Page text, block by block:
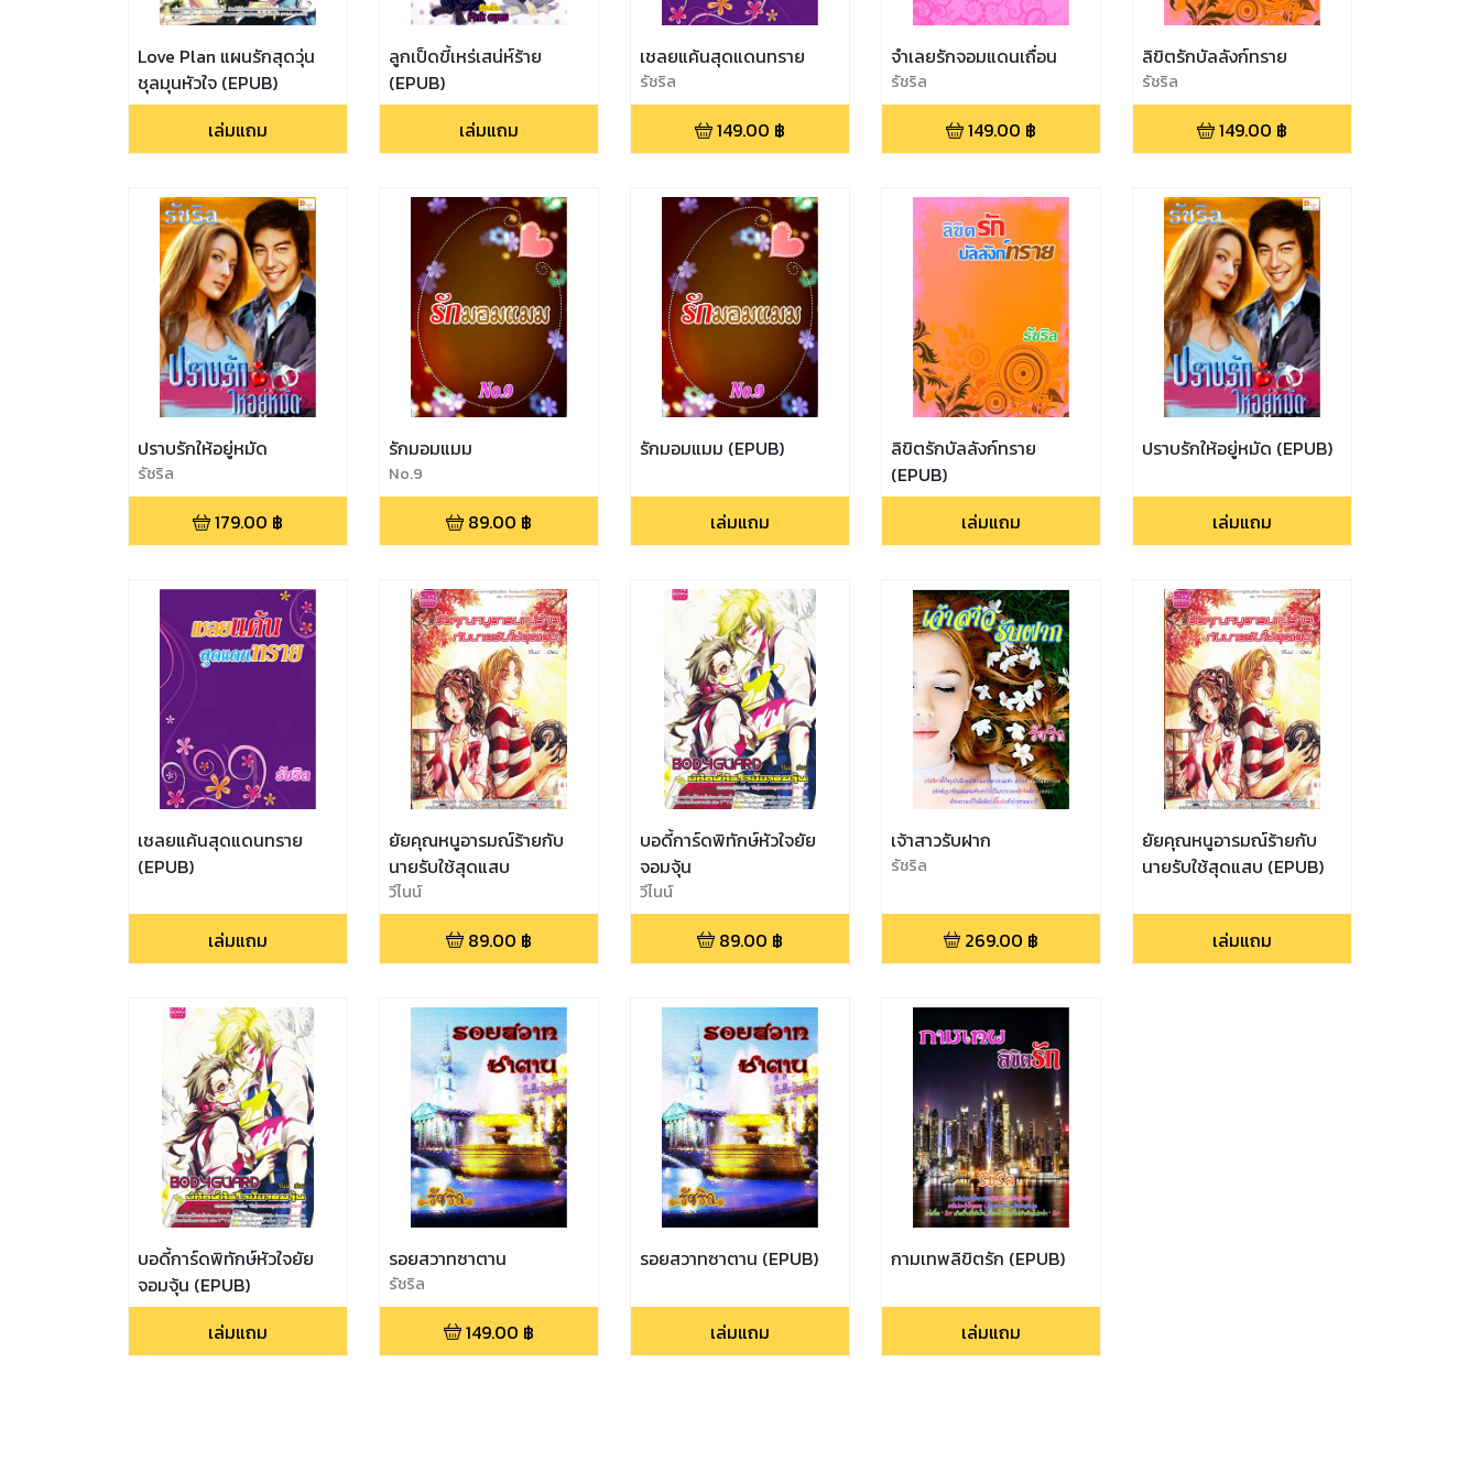
Love Plan แผนรักสุดวุ่น
ชุลมุนหัวใจ (EPUB)
เล่มแถม
ลูกเป็ดขี้เหร่เสน่ห์ร้าย
(EPUB)
เล่มแถม
เชลยแค้นสุดแดนทราย
รัชริล
149.00 ฿
จำเลยรักจอมแดนเถื่อน
รัชริล
149.00 ฿
ลิขิตรักบัลลังก์ทราย
รัชริล
149.00 ฿
ปราบรักให้อยู่หมัด
รัชริล
179.00 ฿
รักมอมแมม
No.9
89.00 ฿
รักมอมแมม (EPUB)
เล่มแถม
ลิขิตรักบัลลังก์ทราย
(EPUB)
เล่มแถม
ปราบรักให้อยู่หมัด (EPUB)
เล่มแถม
เชลยแค้นสุดแดนทราย
(EPUB)
เล่มแถม
ยัยคุณหนูอารมณ์ร้ายกับ
นายรับใช้สุดแสบ
วีไนน์
89.00 ฿
บอดี้การ์ดพิทักษ์หัวใจยัย
จอมจุ้น
วีไนน์
89.00 ฿
เจ้าสาวรับฝาก
รัชริล
269.00 ฿
ยัยคุณหนูอารมณ์ร้ายกับ
นายรับใช้สุดแสบ (EPUB)
เล่มแถม
บอดี้การ์ดพิทักษ์หัวใจยัย
จอมจุ้น (EPUB)
เล่มแถม
รอยสวาทซาตาน
รัชริล
149.00 ฿
รอยสวาทซาตาน (EPUB)
เล่มแถม
กามเทพลิขิตรัก (EPUB)
เล่มแถม